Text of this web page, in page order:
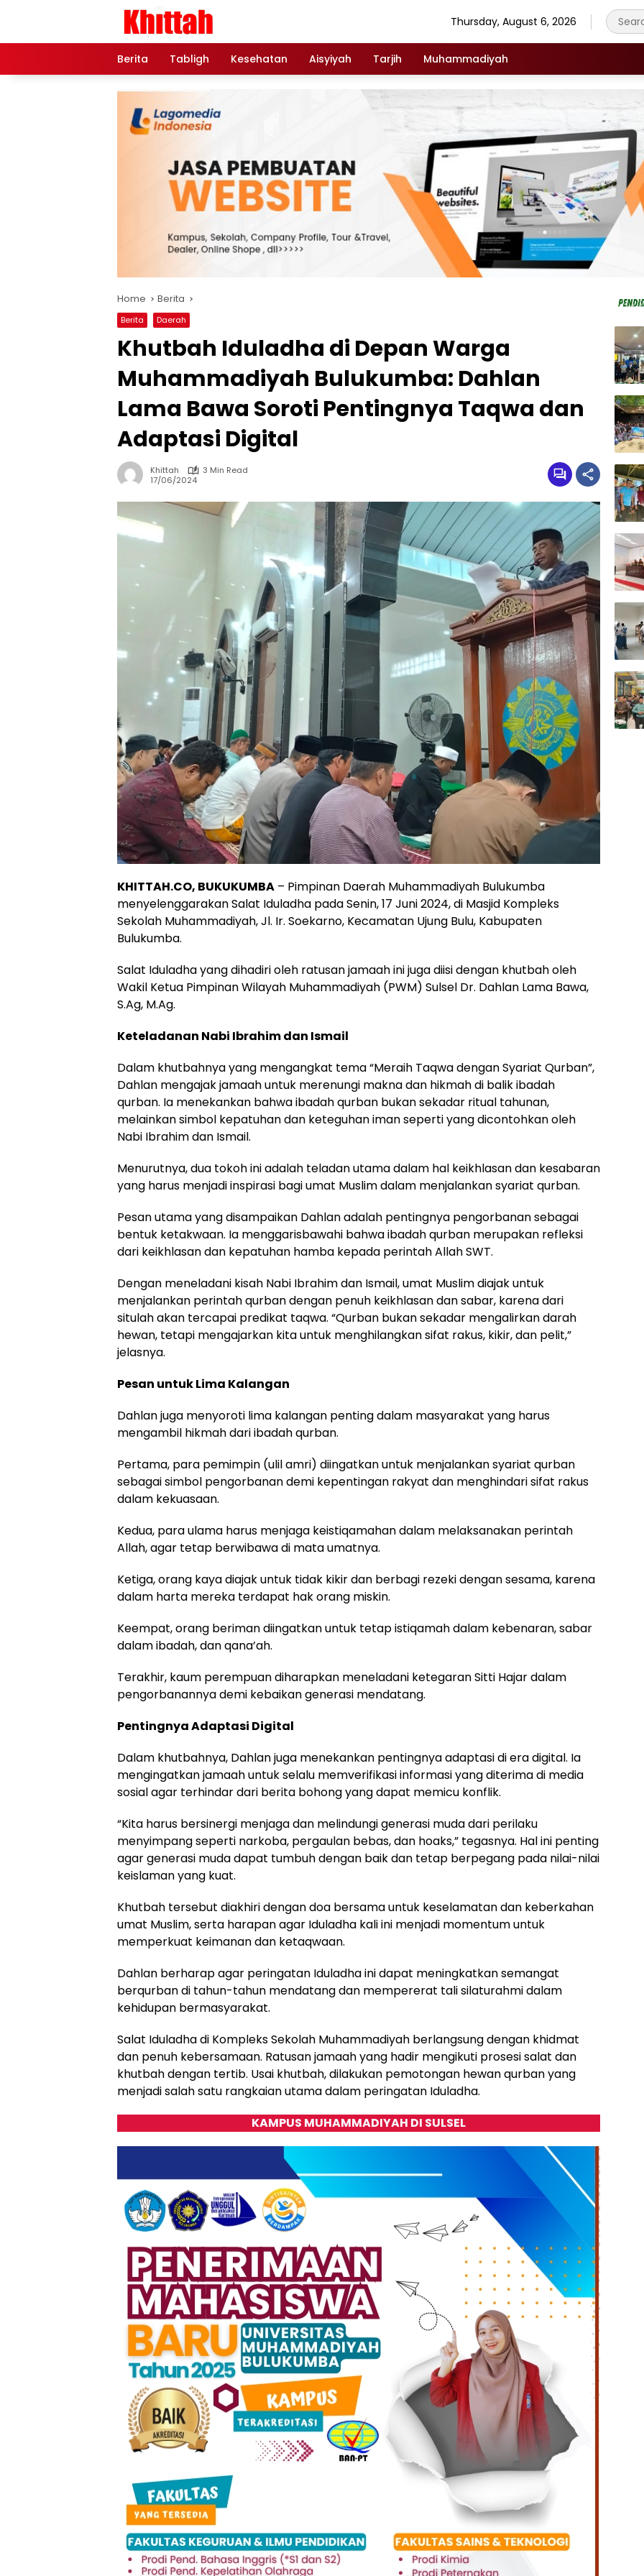
Thursday, August 6, 2026
Berita Tabligh Kesehatan Aisyiyah Tarjih Muhammadiyah
Home Berita
Berita Daerah
Khutbah Iduladha di Depan Warga
Muhammadiyah Bulukumba: Dahlan
Lama Bawa Soroti Pentingnya Taqwa dan
Adaptasi Digital
Khittah
3 Min Read
17/06/2024
KHITTAH.CO, BUKUKUMBA – Pimpinan Daerah Muhammadiyah Bulukumba
menyelenggarakan Salat Iduladha pada Senin, 17 Juni 2024, di Masjid Kompleks
Sekolah Muhammadiyah, Jl. Ir. Soekarno, Kecamatan Ujung Bulu, Kabupaten
Bulukumba.
Salat Iduladha yang dihadiri oleh ratusan jamaah ini juga diisi dengan khutbah oleh
Wakil Ketua Pimpinan Wilayah Muhammadiyah (PWM) Sulsel Dr. Dahlan Lama Bawa,
S.Ag, M.Ag.
Keteladanan Nabi Ibrahim dan Ismail
Dalam khutbahnya yang mengangkat tema “Meraih Taqwa dengan Syariat Qurban”,
Dahlan mengajak jamaah untuk merenungi makna dan hikmah di balik ibadah
qurban. Ia menekankan bahwa ibadah qurban bukan sekadar ritual tahunan,
melainkan simbol kepatuhan dan keteguhan iman seperti yang dicontohkan oleh
Nabi Ibrahim dan Ismail.
Menurutnya, dua tokoh ini adalah teladan utama dalam hal keikhlasan dan kesabaran
yang harus menjadi inspirasi bagi umat Muslim dalam menjalankan syariat qurban.
Pesan utama yang disampaikan Dahlan adalah pentingnya pengorbanan sebagai
bentuk ketakwaan. Ia menggarisbawahi bahwa ibadah qurban merupakan refleksi
dari keikhlasan dan kepatuhan hamba kepada perintah Allah SWT.
Dengan meneladani kisah Nabi Ibrahim dan Ismail, umat Muslim diajak untuk
menjalankan perintah qurban dengan penuh keikhlasan dan sabar, karena dari
situlah akan tercapai predikat taqwa. “Qurban bukan sekadar mengalirkan darah
hewan, tetapi mengajarkan kita untuk menghilangkan sifat rakus, kikir, dan pelit,”
jelasnya.
Pesan untuk Lima Kalangan
Dahlan juga menyoroti lima kalangan penting dalam masyarakat yang harus
mengambil hikmah dari ibadah qurban.
Pertama, para pemimpin (ulil amri) diingatkan untuk menjalankan syariat qurban
sebagai simbol pengorbanan demi kepentingan rakyat dan menghindari sifat rakus
dalam kekuasaan.
Kedua, para ulama harus menjaga keistiqamahan dalam melaksanakan perintah
Allah, agar tetap berwibawa di mata umatnya.
Ketiga, orang kaya diajak untuk tidak kikir dan berbagi rezeki dengan sesama, karena
dalam harta mereka terdapat hak orang miskin.
Keempat, orang beriman diingatkan untuk tetap istiqamah dalam kebenaran, sabar
dalam ibadah, dan qana’ah.
Terakhir, kaum perempuan diharapkan meneladani ketegaran Sitti Hajar dalam
pengorbanannya demi kebaikan generasi mendatang.
Pentingnya Adaptasi Digital
Dalam khutbahnya, Dahlan juga menekankan pentingnya adaptasi di era digital. Ia
mengingatkan jamaah untuk selalu memverifikasi informasi yang diterima di media
sosial agar terhindar dari berita bohong yang dapat memicu konflik.
“Kita harus bersinergi menjaga dan melindungi generasi muda dari perilaku
menyimpang seperti narkoba, pergaulan bebas, dan hoaks,” tegasnya. Hal ini penting
agar generasi muda dapat tumbuh dengan baik dan tetap berpegang pada nilai-nilai
keislaman yang kuat.
Khutbah tersebut diakhiri dengan doa bersama untuk keselamatan dan keberkahan
umat Muslim, serta harapan agar Iduladha kali ini menjadi momentum untuk
memperkuat keimanan dan ketaqwaan.
Dahlan berharap agar peringatan Iduladha ini dapat meningkatkan semangat
berqurban di tahun-tahun mendatang dan mempererat tali silaturahmi dalam
kehidupan bermasyarakat.
Salat Iduladha di Kompleks Sekolah Muhammadiyah berlangsung dengan khidmat
dan penuh kebersamaan. Ratusan jamaah yang hadir mengikuti prosesi salat dan
khutbah dengan tertib. Usai khutbah, dilakukan pemotongan hewan qurban yang
menjadi salah satu rangkaian utama dalam peringatan Iduladha.
KAMPUS MUHAMMADIYAH DI SULSEL